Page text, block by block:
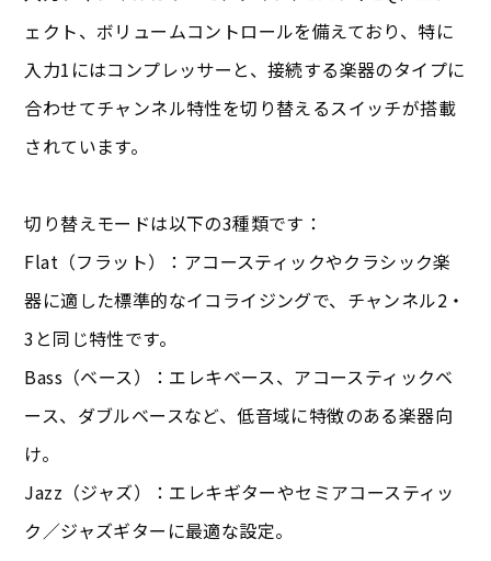
ェクト、ボリュームコントロールを備えており、特に
入力1にはコンプレッサーと、接続する楽器のタイプに
合わせてチャンネル特性を切り替えるスイッチが搭載
されています。
切り替えモードは以下の3種類です：
Flat（フラット）：アコースティックやクラシック楽
器に適した標準的なイコライジングで、チャンネル2・
3と同じ特性です。
Bass（ベース）：エレキベース、アコースティックベ
ース、ダブルベースなど、低音域に特徴のある楽器向
け。
Jazz（ジャズ）：エレキギターやセミアコースティッ
ク／ジャズギターに最適な設定。